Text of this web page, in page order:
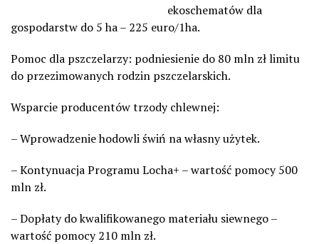
ekoschematów dla
gospodarstw do 5 ha – 225 euro/1ha.
Pomoc dla pszczelarzy: podniesienie do 80 mln złlimitu
do przezimowanych rodzin pszczelarskich.
Wsparcie producentów trzody chlewnej:
– Wprowadzenie hodowli świń na własny użytek.
– Kontynuacja Programu Locha+ – wartość pomocy 500
mln zł.
– Dopłaty do kwalifikowanego materiału siewnego –
wartość pomocy 210 mln zł.